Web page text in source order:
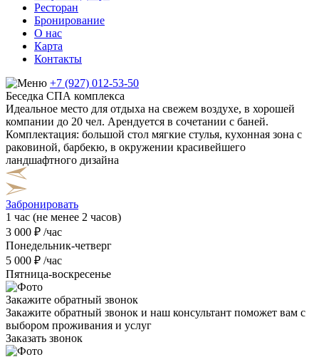
Ресторан
Бронирование
О нас
Карта
Контакты
+7 (927) 012-53-50
Беседка СПА комплекса
Идеальное место для отдыха на свежем воздухе, в хорошей
компании до 20 чел. Арендуется в сочетании с баней.
Комплектация: большой стол мягкие стулья, кухонная зона с
раковиной, барбекю, в окружении красивейшего
ландшафтного дизайна
Забронировать
1 час (не менее 2 часов)
3 000 ₽ /час
Понедельник-четверг
5 000 ₽ /час
Пятница-воскресенье
Закажите обратный звонок
Закажите обратный звонок и наш консультант поможет вам с
выбором проживания и услуг
Заказать звонок